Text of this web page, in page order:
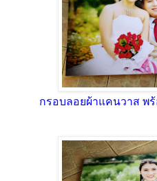
กรอบลอยผ้าแคนวาส พ